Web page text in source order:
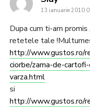
13 ianuarie 2010
Dupa cum ti-am promis
retetele tale
http://www.gustos.ro/
ciorbe/zama-de-
varza.html
si
http://www.gustos.ro/